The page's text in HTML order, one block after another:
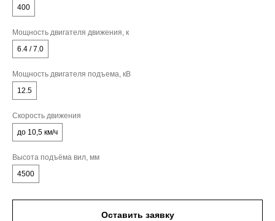
400
Мощность двигателя движения, к
6.4 / 7.0
Мощность двигателя подъема, кВ
12.5
Скорость движения
до 10,5 км/ч
Высота подъёма вил, мм
4500
Оставить заявку